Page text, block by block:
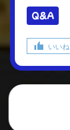
Q&A
いいね